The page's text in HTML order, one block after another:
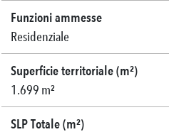
Funzioni ammesse
Residenziale
Superficie territoriale (m²)
1.699 m²
SLP Totale (m²)